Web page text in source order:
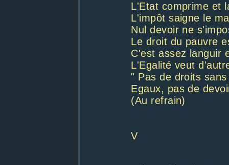
L'Etat comprime et
L'impôt saigne le
Nul devoir ne
Le droit du pauvre
C'est assez languir
L'Egalité veut
" Pas de droits
Egaux, pas de
(Au refrain)
V